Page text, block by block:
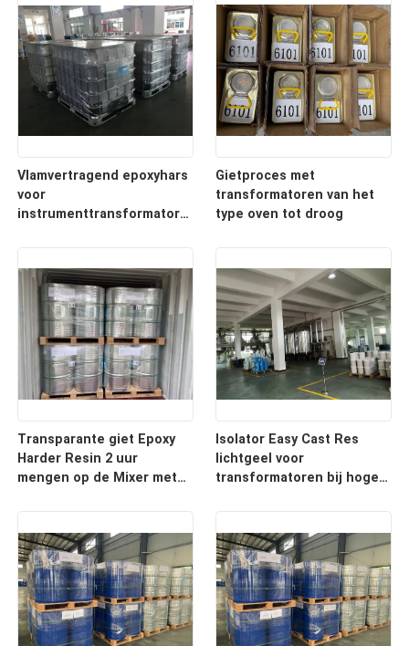
Vlamvertragend epoxyhars
voor
instrumenttransformatoren
Gietproces met
transformatoren van het
type oven tot droog
Transparante giet Epoxy
Harder Resin 2 uur
mengen op de Mixer met
Isolator Easy Cast Res
lichtgeel voor
transformatoren bij hoge